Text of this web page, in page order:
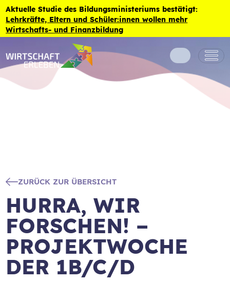
Zum Inhalt der Seite springen
Aktuelle Studie des Bildungsministeriums bestätigt:
Lehrkräfte, Eltern und Schüler:innen wollen mehr
Wirtschafts- und Finanzbildung
ZURÜCK ZUR ÜBERSICHT
HURRA, WIR
FORSCHEN! –
PROJEKTWOCHE
DER 1B/C/D